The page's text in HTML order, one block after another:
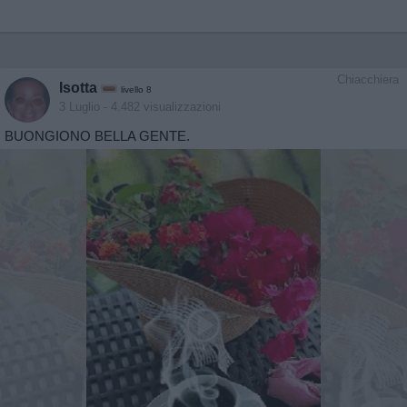
Chiacchiera
Isotta livello 8
3 Luglio - 4.482 visualizzazioni
BUONGIONO BELLA GENTE.